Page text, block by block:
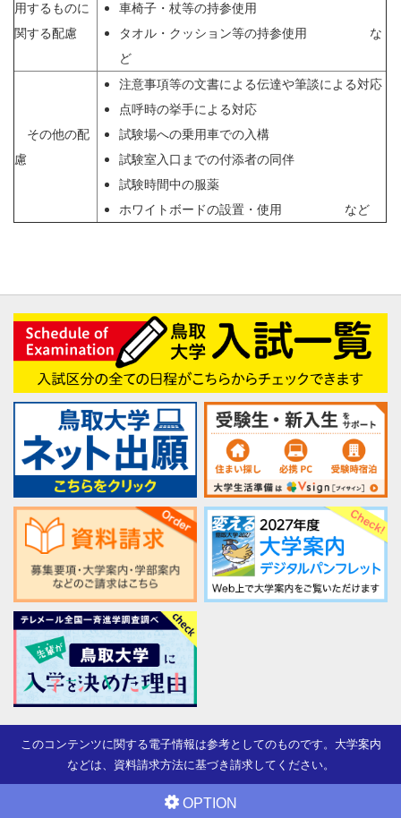
用するものに
関する配慮
車椅子・杖等の持参使用
タオル・クッション等の持参使用 な
ど
その他の配
慮
注意事項等の文書による伝達や筆談による対応
点呼時の挙手による対応
試験場への乗用車での入構
試験室入口までの付添者の同伴
試験時間中の服薬
ホワイトボードの設置・使用 など
このコンテンツに関する電子情報は参考としてのものです。大学案内
などは、資料請求方法に基づき請求してください。
OPTION